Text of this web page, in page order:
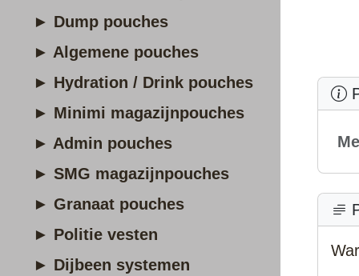
► Dump pouches
► Algemene pouches
► Hydration / Drink pouches
► Minimi magazijnpouches
► Admin pouches
► SMG magazijnpouches
► Granaat pouches
► Politie vesten
► Dijbeen systemen